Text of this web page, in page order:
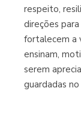
respeito,
direções
fortalecem a
ensinam,
serem
guardadas no